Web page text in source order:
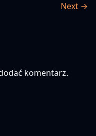
Next →
komentarz.